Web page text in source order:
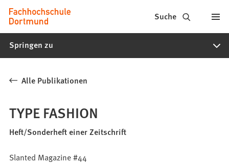
Inhalt anspringen
Fachhochschule
Dortmund
-
Studiengänge,
Bewerbung
Suche
Springen zu
Alle Publikationen
TYPE FASHION
Heft/Sonderheft einer Zeitschrift
Slanted Magazine #44